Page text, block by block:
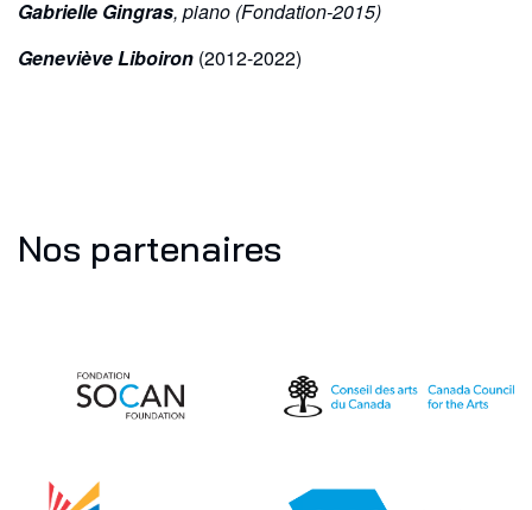
Gabrielle Gingras, piano (Fondation-2015)
Geneviève Liboiron (2012-2022)
Nos partenaires